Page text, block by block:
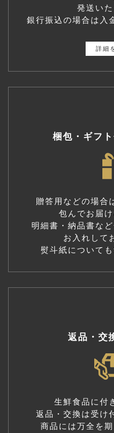
発送いた
銀行振込の場合は入
詳細
梱包・ギフ
贈答用などの場合
包んでお届け
明細書・納品書な
お入れして
熨斗紙について
返品・交
生鮮食品に付
返品・交換は受け
商品には万全を